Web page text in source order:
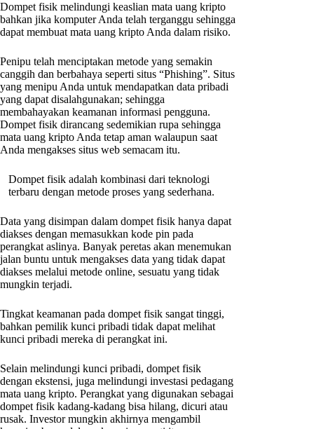
Dompet fisik melindungi keaslian mata uang kripto
bahkan jika komputer Anda telah terganggu sehingga
dapat membuat mata uang kripto Anda dalam risiko.
Penipu telah menciptakan metode yang semakin
canggih dan berbahaya seperti situs “Phishing”. Situs
yang menipu Anda untuk mendapatkan data pribadi
yang dapat disalahgunakan; sehingga
membahayakan keamanan informasi pengguna.
Dompet fisik dirancang sedemikian rupa sehingga
mata uang kripto Anda tetap aman walaupun saat
Anda mengakses situs web semacam itu.
Dompet fisik adalah kombinasi dari teknologi
terbaru dengan metode proses yang sederhana.
Data yang disimpan dalam dompet fisik hanya dapat
diakses dengan memasukkan kode pin pada
perangkat aslinya. Banyak peretas akan menemukan
jalan buntu untuk mengakses data yang tidak dapat
diakses melalui metode online, sesuatu yang tidak
mungkin terjadi.
Tingkat keamanan pada dompet fisik sangat tinggi,
bahkan pemilik kunci pribadi tidak dapat melihat
kunci pribadi mereka di perangkat ini.
Selain melindungi kunci pribadi, dompet fisik
dengan ekstensi, juga melindungi investasi pedagang
mata uang kripto. Perangkat yang digunakan sebagai
dompet fisik kadang-kadang bisa hilang, dicuri atau
rusak. Investor mungkin akhirnya mengambil